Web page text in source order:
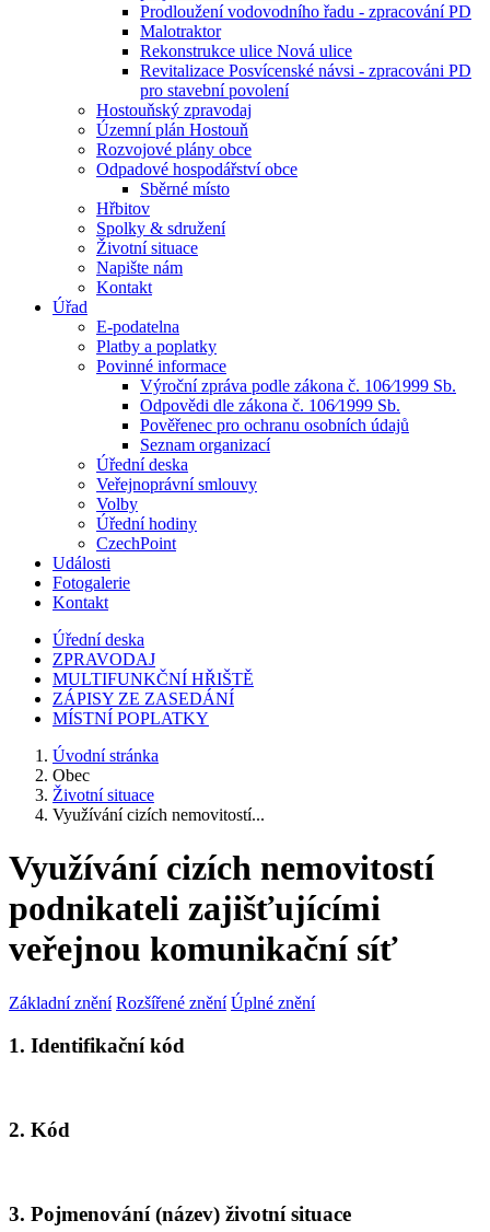
Prodloužení vodovodního řadu - zpracování PD
Malotraktor
Rekonstrukce ulice Nová ulice
Revitalizace Posvícenské návsi - zpracováni PD
pro stavební povolení
Hostouňský zpravodaj
Územní plán Hostouň
Rozvojové plány obce
Odpadové hospodářství obce
Sběrné místo
Hřbitov
Spolky & sdružení
Životní situace
Napište nám
Kontakt
Úřad
E-podatelna
Platby a poplatky
Povinné informace
Výroční zpráva podle zákona č. 106⁄1999 Sb.
Odpovědi dle zákona č. 106⁄1999 Sb.
Pověřenec pro ochranu osobních údajů
Seznam organizací
Úřední deska
Veřejnoprávní smlouvy
Volby
Úřední hodiny
CzechPoint
Události
Fotogalerie
Kontakt
Úřední deska
ZPRAVODAJ
MULTIFUNKČNÍ HŘIŠTĚ
ZÁPISY ZE ZASEDÁNÍ
MÍSTNÍ POPLATKY
Úvodní stránka
Obec
Životní situace
Využívání cizích nemovitostí...
Využívání cizích nemovitostí
podnikateli zajišťujícími
veřejnou komunikační síť
Základní znění Rozšířené znění Úplné znění
1. Identifikační kód
2. Kód
3. Pojmenování (název) životní situace